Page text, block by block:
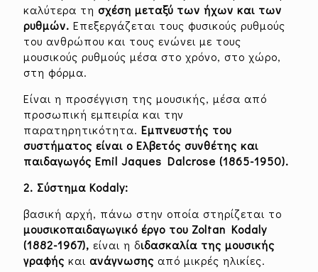
καλύτερα τη σχέση μεταξύ των ήχων και των
ρυθμών. Επεξεργάζεται τους φυσικούς ρυθμούς
του ανθρώπου και τους ενώνει με τους
μουσικούς ρυθμούς μέσα στο χρόνο, στο χώρο,
στη φόρμα.
Είναι η προσέγγιση της μουσικής, μέσα από
προσωπική εμπειρία και την
παρατηρητικότητα. Εμπνευστής του
συστήματος είναι ο Ελβετός συνθέτης και
παιδαγωγός Emil Jaques Dalcrose (1865-1950).
2. Σύστημα Kodaly:
βασική αρχή, πάνω στην οποία στηρίζεται το
μουσικοπαιδαγωγικό έργο του Zoltan Kodaly
(1882-1967), είναι η διδασκαλία της μουσικής
γραφής και ανάγνωσης από μικρές ηλικίες.